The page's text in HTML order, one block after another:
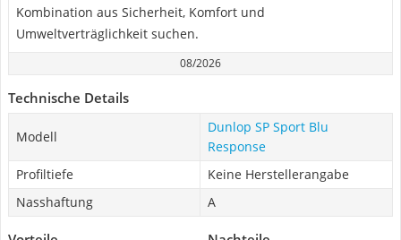
Kombination aus Sicherheit, Komfort und
Umweltverträglichkeit suchen.
08/2026
Technische Details
Modell
Dunlop SP Sport Blu
Response
Profiltiefe
Keine Herstellerangabe
Nasshaftung
A